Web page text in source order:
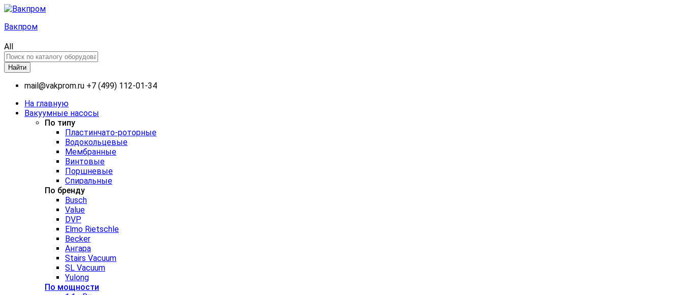
Вакпром
All
Найти
mail@vakprom.ru +7 (499) 112-01-34
На главную
Вакуумные насосы
По типу
Пластинчато-роторные
Водокольцевые
Мембранные
Винтовые
Поршневые
Спиральные
По бренду
Busch
Value
DVP
Elmo Rietschle
Becker
Ангара
Stairs Vacuum
SL Vacuum
Yulong
По мощности